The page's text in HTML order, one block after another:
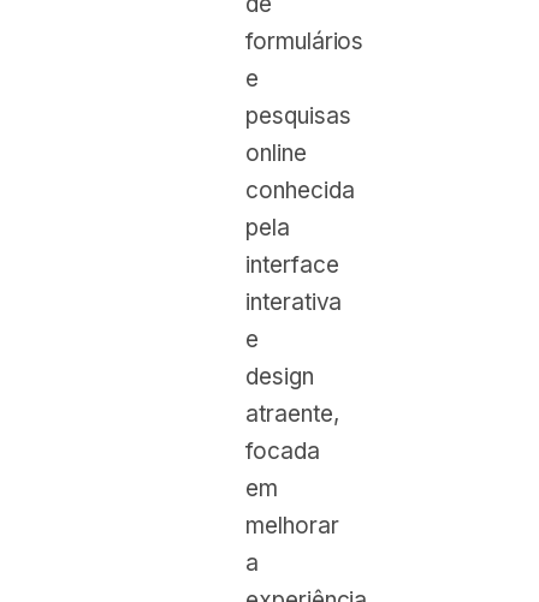
formulários
e
pesquisas
online
conhecida
pela
interface
interativa
e
design
atraente,
focada
em
melhorar
a